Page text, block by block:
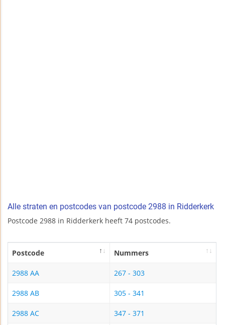
Alle straten en postcodes van postcode 2988 in Ridderkerk
Postcode 2988 in Ridderkerk heeft 74 postcodes.
Postcode Nummers
2988 AA 267 - 303
2988 AB 305 - 341
2988 AC 347 - 371